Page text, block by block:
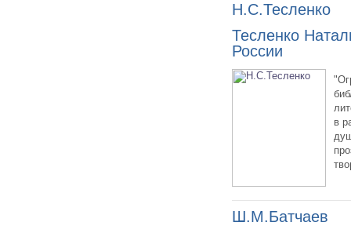
Н.С.Тесленко
Тесленко
России
в
Ш.М.Батчаев